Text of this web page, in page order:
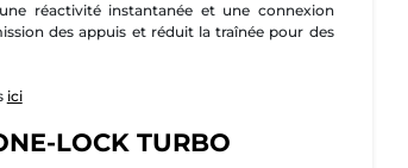
réactivité instantanée et une connexion
des appuis et réduit la traînée pour des
ici
LOCK TURBO